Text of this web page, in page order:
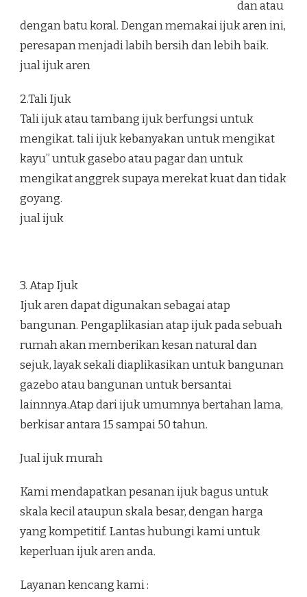
dan atau
dengan batu koral. Dengan memakai ijuk aren ini,
peresapan menjadi labih bersih dan lebih baik.
jual ijuk aren
2.Tali Ijuk
Tali ijuk atau tambang ijuk berfungsi untuk
mengikat. tali ijuk kebanyakan untuk mengikat
kayu” untuk gasebo atau pagar dan untuk
mengikat anggrek supaya merekat kuat dan tidak
goyang.
jual ijuk
3. Atap Ijuk
Ijuk aren dapat digunakan sebagai atap
bangunan. Pengaplikasian atap ijuk pada sebuah
rumah akan memberikan kesan natural dan
sejuk, layak sekali diaplikasikan untuk bangunan
gazebo atau bangunan untuk bersantai
lainnnya.Atap dari ijuk umumnya bertahan lama,
berkisar antara 15 sampai 50 tahun.
Jual ijuk murah
Kami mendapatkan pesanan ijuk bagus untuk
skala kecil ataupun skala besar, dengan harga
yang kompetitif. Lantas hubungi kami untuk
keperluan ijuk aren anda.
Layanan kencang kami :